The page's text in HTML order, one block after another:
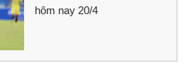
hôm nay 20/4